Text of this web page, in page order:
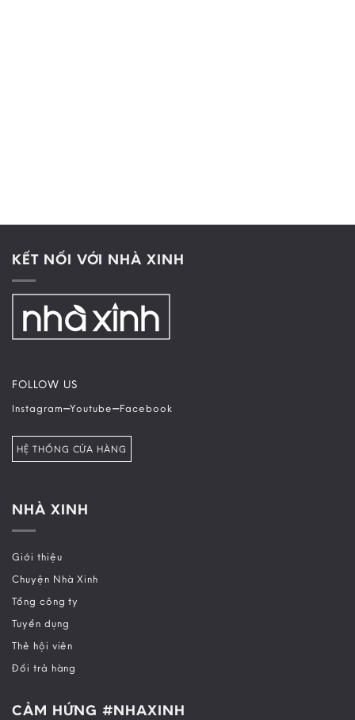
KẾT NỐI VỚI NHÀ XINH
FOLLOW US
Instagram–Youtube–Facebook
HỆ THỐNG CỬA HÀNG
NHÀ XINH
Giới thiệu
Chuyện Nhà Xinh
Tổng công ty
Tuyển dụng
Thẻ hội viên
Đổi trả hàng
CẢM HỨNG #NHAXINH